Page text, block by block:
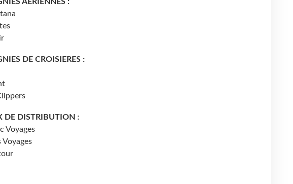
AERIENNES :
DE CROISIERES :
DE DISTRIBUTION :
Voyages